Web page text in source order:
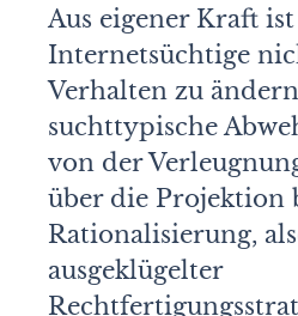
Aus eigener Kraft
Internetsüchtige
Verhalten zu
suchttypische
von der
über die Projektion
Rationalisierung,
ausgeklügelter